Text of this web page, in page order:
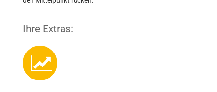
Ihre Extras: